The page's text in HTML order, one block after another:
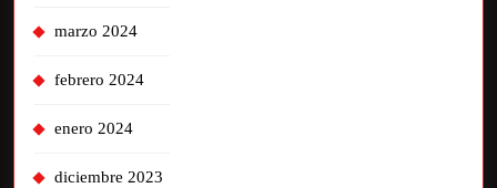
marzo 2024
febrero 2024
enero 2024
diciembre 2023